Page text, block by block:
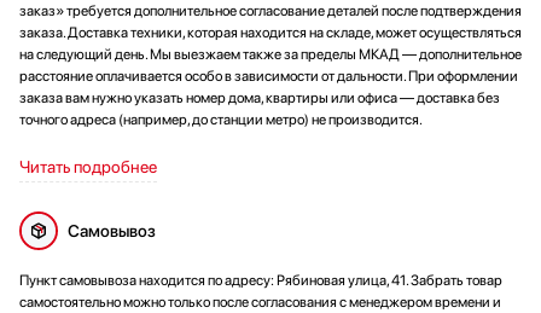
заказ» требуется дополнительное согласование деталей после подтверждения
заказа. Доставка техники, которая находится на складе, может осуществляться
на следующий день. Мы выезжаем также за пределы МКАД — дополнительное
расстояние оплачивается особо в зависимости от дальности. При оформлении
заказа вам нужно указать номер дома, квартиры или офиса — доставка без
точного адреса (например, до станции метро) не производится.
Читать подробнее
Самовывоз
Пункт самовывоза находится по адресу: Рябиновая улица, 41. Забрать товар
самостоятельно можно только после согласования с менеджером времени и